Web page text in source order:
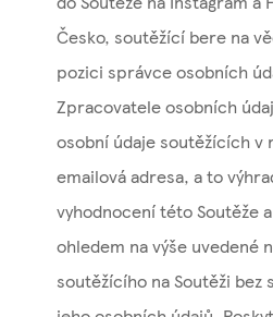
Česko, soutěžící bere na
pozici správce osobních
Zpracovatele osobních
osobní údaje soutěžících
emailová adresa, a to
vyhodnocení této Soutěže
ohledem na výše uvedené
soutěžícího na Soutěži bez